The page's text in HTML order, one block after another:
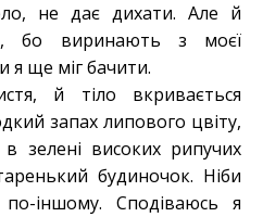
не дає дихати. Але й
бо виринають з моєї
я ще міг бачити.
й тіло вкривається
запах липового цвіту,
зелені високих рипучих
будиночок. Ніби
іншому. Сподіваюсь я